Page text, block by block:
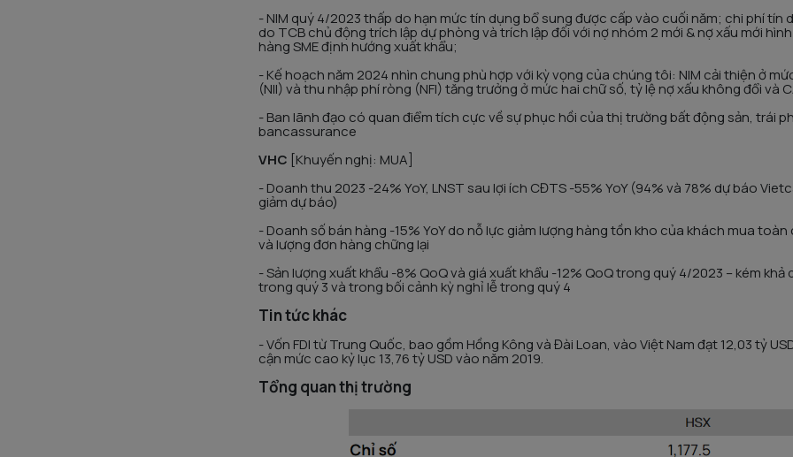
- NIM quý 4/2023 thấp do hạn mức tín dụng bổ sung được cấp vào cuối năm; chi phí tín
do TCB chủ động trích lập dự phòng và trích lập đối với nợ nhóm 2 mới & nợ xấu mới
hàng SME định hướng xuất khẩu;
- Kế hoạch năm 2024 nhìn chung phù hợp với kỳ vọng của chúng tôi: NIM cải thiện ở
(NII) và thu nhập phí ròng (NFI) tăng trưởng ở mức hai chữ số, tỷ lệ nợ xấu không đổi và
- Ban lãnh đạo có quan điểm tích cực về sự phục hồi của thị trường bất động sản, trái
bancassurance
VHC [Khuyến nghị: MUA]
- Doanh thu 2023 -24% YoY, LNST sau lợi ích CĐTS -55% YoY (94% và 78% dự báo
giảm dự báo)
- Doanh số bán hàng -15% YoY do nỗ lực giảm lượng hàng tồn kho của khách mua
và lượng đơn hàng chững lại
- Sản lượng xuất khẩu -8% QoQ và giá xuất khẩu -12% QoQ trong quý 4/2023 – kém
trong quý 3 và trong bối cảnh kỳ nghỉ lễ trong quý 4
Tin tức khác
- Vốn FDI từ Trung Quốc, bao gồm Hồng Kông và Đài Loan, vào Việt Nam đạt 12,03 tỷ
cận mức cao kỷ lục 13,76 tỷ USD vào năm 2019.
Tổng quan thị trường